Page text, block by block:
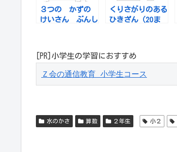
３つの かずの
けいさん ぶんし
くりさがりのある
ひきざん（20ま
[PR]小学生の学習におすすめ
Ｚ会の通信教育 小学生コース
水のかさ 算数 ２年生 小２